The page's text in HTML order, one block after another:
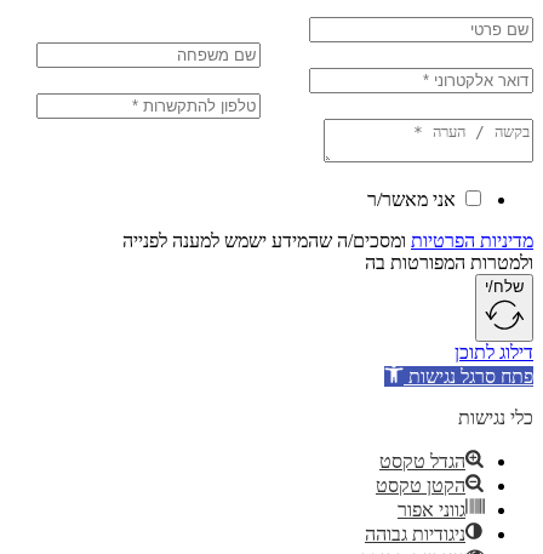
אני מאשר/ר
הפרטיותומסכים/ה שהמידע ישמש למענה לפנייה
המפורטות בה
לתוכן
נגישות
הגדל טקסט
הקטן טקסט
גווני אפור
ניגודיות גבוהה